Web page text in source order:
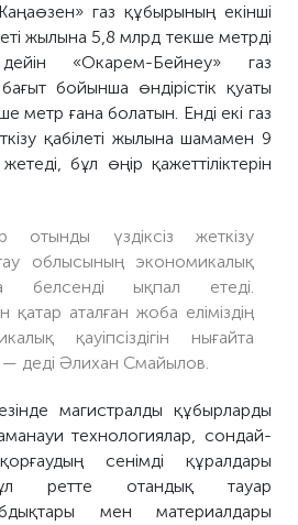
газ құбырының екінші
жылына 5,8 млрд текше метрді
«Окарем-Бейнеу» газ
бойынша өндірістік қуаты
метр ғана болатын. Енді екі газ
қабілеті жылына шамамен 9
бұл өңір қажеттіліктерін
отынды үздіксіз жеткізу
облысының экономикалық
белсенді ықпал етеді.
қатар аталған жоба еліміздің
қауіпсіздігін нығайта
— деді Әлихан Смайылов.
магистралды құбырларды
технологиялар, сондай-
сенімді құралдары
ретте отандық тауар
мен материалдары